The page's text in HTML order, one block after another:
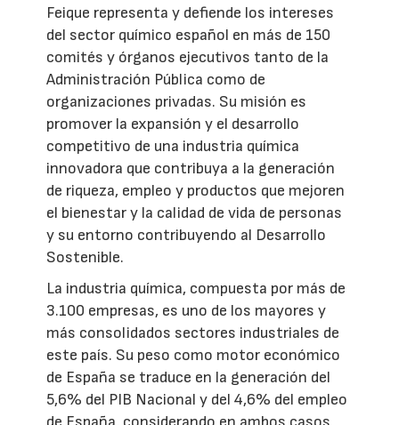
Feique representa y defiende los intereses
del sector químico español en más de 150
comités y órganos ejecutivos tanto de la
Administración Pública como de
organizaciones privadas. Su misión es
promover la expansión y el desarrollo
competitivo de una industria química
innovadora que contribuya a la generación
de riqueza, empleo y productos que mejoren
el bienestar y la calidad de vida de personas
y su entorno contribuyendo al Desarrollo
Sostenible.
La industria química, compuesta por más de
3.100 empresas, es uno de los mayores y
más consolidados sectores industriales de
este país. Su peso como motor económico
de España se traduce en la generación del
5,6% del PIB Nacional y del 4,6% del empleo